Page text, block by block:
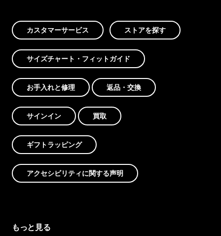
カスタマーサービス ストアを探す
サイズチャート・フィットガイド
お手入れと修理 返品・交換
サインイン 買取
ギフトラッピング
アクセシビリティに関する声明
もっと見る